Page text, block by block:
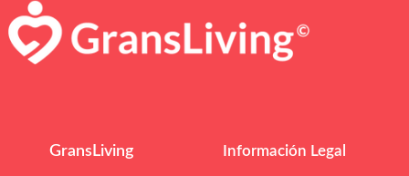
GransLiving Información Legal